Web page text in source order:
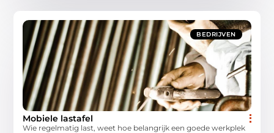
BEDRIJVEN
Mobiele lastafel
Wie regelmatig last, weet hoe belangrijk een goede werkplek